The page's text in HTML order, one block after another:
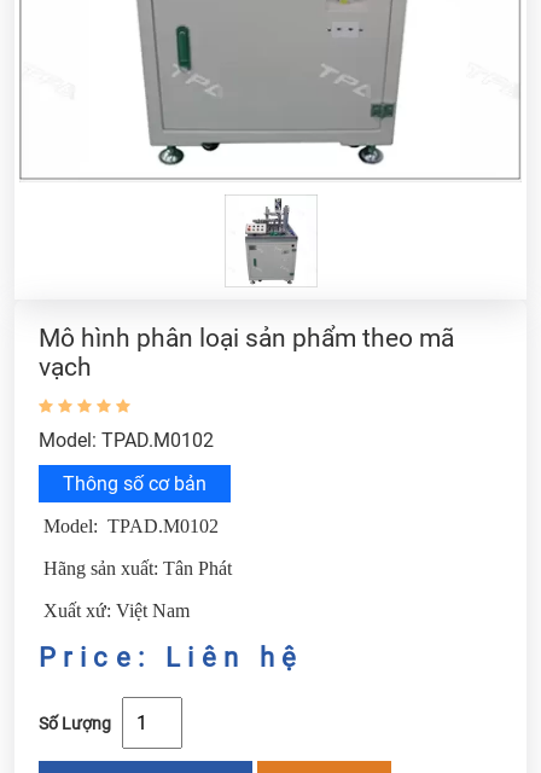
Mô hình phân loại sản phẩm theo mã
vạch
Model: TPAD.M0102
Thông số cơ bản
Model: TPAD.M0102
Hãng sản xuất: Tân Phát
Xuất xứ: Việt Nam
Price: Liên hệ
Số Lượng